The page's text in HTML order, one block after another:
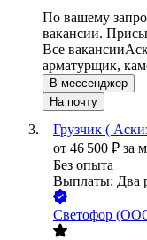
По вашему
вакансии.
Все вакансии
арматурщик,
В мессенджер
На почту
Грузчик (
от 46 500 ₽ за
Без опыта
Выплаты: Два
Светофор